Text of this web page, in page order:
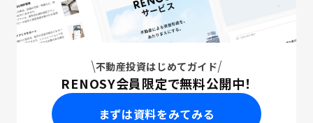
不動産投資はじめてガイド
RENOSY会員限定で無料公開中！
まずは資料をみてみる